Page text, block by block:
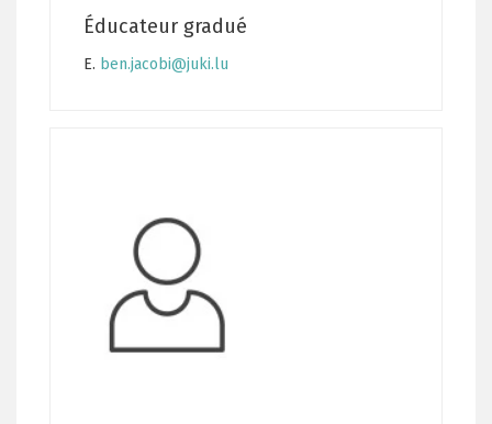
Éducateur gradué
E. ben.jacobi@juki.lu